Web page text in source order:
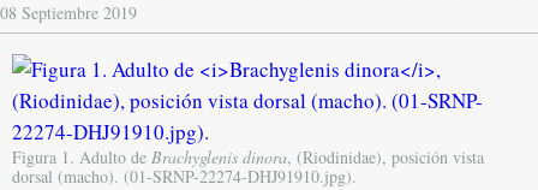
08 Septiembre 2019
Figura 1. Adulto de Brachyglenis dinora, (Riodinidae), posición vista
dorsal (macho). (01-SRNP-22274-DHJ91910.jpg).